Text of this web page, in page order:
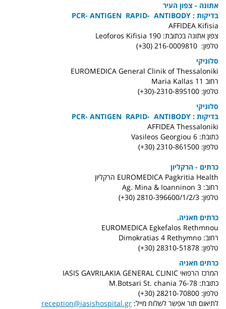
אתונה - צפון העיר
בדיקות : PCR- ANTIGEN RAPID- ANTIBODY
AFFIDEA Kifisia
צפון אתונה בכתובת: Leoforos Kifisia 190
טלפון: 216-0009810 (30+)
סלוניקי
EUROMEDICA General Clinik of Thessaloniki
רחוב Maria Kallas 11
טלפון: 2310-895100-(30+)
סלוניקי
בדיקות : PCR- ANTIGEN RAPID- ANTIBODY
AFFIDEA Thessaloniki
כתובת: Vasileos Georgiou 6
טלפון: 2310-861500 (30+)
כרתים - הרקליון
EUROMEDICA Pagkritia Health הרקליון
רחוב: Ag. Mina & Ioanninon 3
טלפון: 2810-396600/1/2/3 (30+)
כרתים חאניה.
EUROMEDICA Egkefalos Rethmnou
רחוב: Dimokratias 4 Rethymno
טלפון: 28310-51878 (30+)
כרתים חאניה
המרכז הרפואי IASIS GAVRILAKIA GENERAL CLINIC
כתובת: M.Botsari St. chania 76-78
טלפון: 28210-70800 (30+)
לתיאום תור אפשר לשלוח מייל: reception@iasishospital.gr